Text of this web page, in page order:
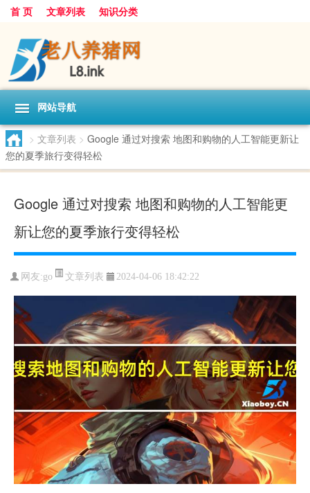
首 页 文章列表 知识分类
网站导航
> 文章列表 > Google 通过对搜索 地图和购物的人工智能更新让
您的夏季旅行变得轻松
Google 通过对搜索 地图和购物的人工智能更
新让您的夏季旅行变得轻松
网友:go 文章列表 2024-04-06 18:42:22